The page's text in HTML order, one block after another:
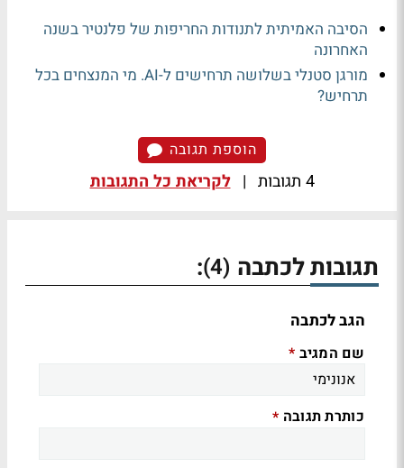
הסיבה האמיתית לתנודות החריפות של פלנטיר בשנה
האחרונה
מורגן סטנלי בשלושה תרחישים ל-AI. מי המנצחים בכל
תרחיש?
הוספת תגובה
4 תגובות | לקריאת כל התגובות
תגובות לכתבה (4)
:
הגב לכתבה
שם המגיב *
כותרת תגובה *